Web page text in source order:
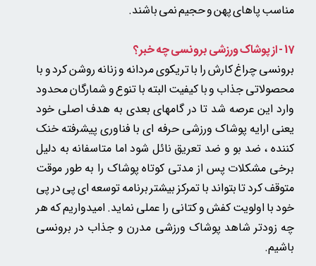
مناسب پاهای پهن و حجیم نمی باشند.
17 - از پوشاک ورزشی برونسی چه خبر؟
برونسی چراغ کارش را با تریکوی مردانه و زنانه روشن کرد و با
محصولاتی جذاب و با کیفیت البته با تنوع و شمارگان محدود
وارد این عرصه شد تا در گامهای بعدی به هدف اصلی خود
یعنی ارایه پوشاک ورزشی حرفه ای با فناوری پیشرفته خنک
کننده ، ضد بو و ضد تعریق نائل شود اما متاسفانه به دلیل
برخی مشکلات پس از مدتی کوتاه پوشاک را به طور موقت
متوقف کرد تا بتواند با تمرکز بیشتر برنامه توسعه ای پی در پی
خود با اولویت کفش و کتانی را عملی نماید. امیدواریم که هر
چه زودتر شاهد پوشاک ورزشی مدرن و جذاب در برونسی
باشیم.